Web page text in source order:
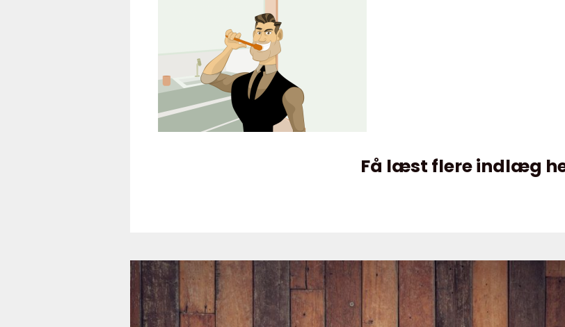
Få læst flere indlæg